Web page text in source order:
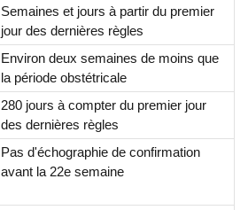
Semaines et jours à partir du premier
jour des dernières règles
Environ deux semaines de moins que
la période obstétricale
280 jours à compter du premier jour
des dernières règles
Pas d'échographie de confirmation
avant la 22e semaine